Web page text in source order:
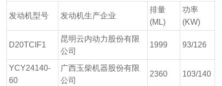
发动机型号 发动机生产企业
排量
(ML)
功率
(KW)
D20TCIF1
昆明云内动力股份有限
公司
1999 93/126
YCY24140-
60
广西玉柴机器股份有限
公司
2360 103/140